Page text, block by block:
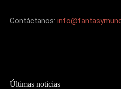
Contáctanos:
Últimas noticias